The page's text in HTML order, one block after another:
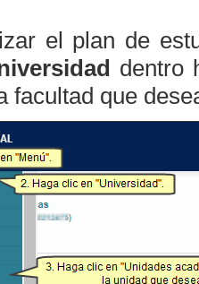
el plan de
dentro
facultad que